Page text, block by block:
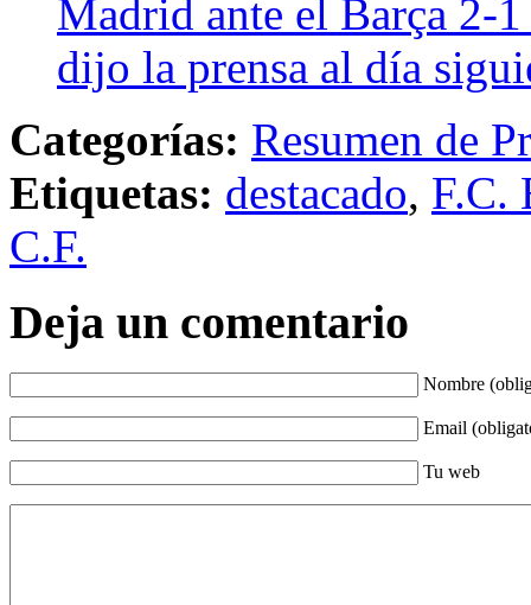
Madrid ante el Barça 2-
dijo la prensa al día
Categorías: Resumen de
Etiquetas: destacado, F.C.
C.F.
Deja un comentario
Nombre
Email
Tu web